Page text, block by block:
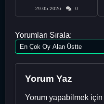
29.05.2026 0
Yorumları Sırala:
Yorum Yaz
Yorum yapabilmek için